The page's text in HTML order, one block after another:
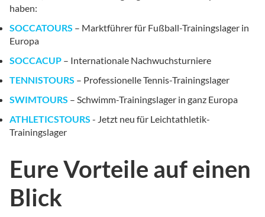
haben:
SOCCATOURS – Marktführer für Fußball-Trainingslager in
Europa
SOCCACUP – Internationale Nachwuchsturniere
TENNISTOURS – Professionelle Tennis-Trainingslager
SWIMTOURS – Schwimm-Trainingslager in ganz Europa
ATHLETICSTOURS - Jetzt neu für Leichtathletik-
Trainingslager
Eure Vorteile auf einen
Blick